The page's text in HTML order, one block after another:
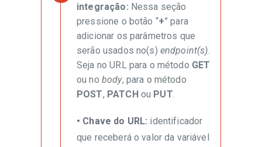
integração: Nessa seção
pressione o botão “+” para
adicionar os parâmetros que
serão usados no(s) endpoint(s)
Seja no URL para o método GET
ou no body, para o método
POST, PATCHou PUT
• Chave do URL: identificador
que receberá o valor da variável